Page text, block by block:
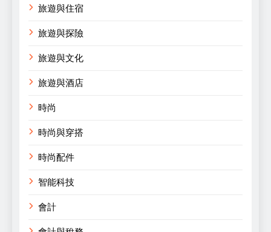
旅遊與住宿
旅遊與探險
旅遊與文化
旅遊與酒店
時尚
時尚與穿搭
時尚配件
智能科技
會計